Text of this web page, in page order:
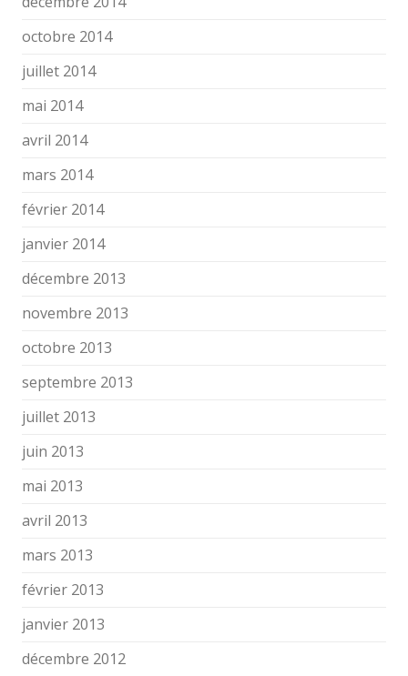
octobre 2014
juillet 2014
mai 2014
avril 2014
mars 2014
février 2014
janvier 2014
décembre 2013
novembre 2013
octobre 2013
septembre 2013
juillet 2013
juin 2013
mai 2013
avril 2013
mars 2013
février 2013
janvier 2013
décembre 2012